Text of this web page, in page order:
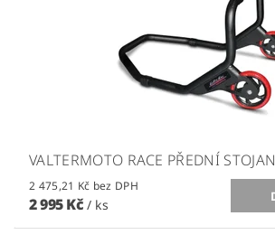
VALTERMOTO RACE PŘEDNÍ STOJAN
2 475,21 Kč bez DPH
2 995 Kč / ks